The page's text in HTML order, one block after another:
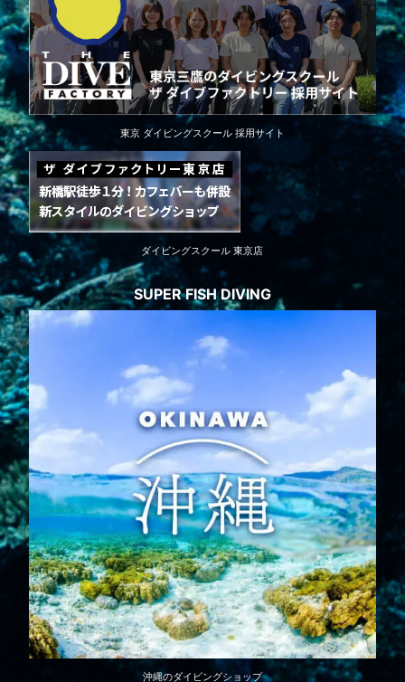
東京 ダイビングスクール 採用サイト
ダイビングスクール 東京店
SUPER FISH DIVING
沖縄のダイビングショップ